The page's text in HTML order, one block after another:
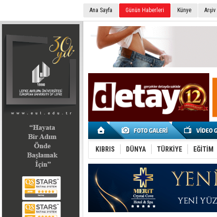
Ana Sayfa Günün Haberleri Künye Arşiv
KIBRIS DÜNYA TÜRKİYE EĞİTİM